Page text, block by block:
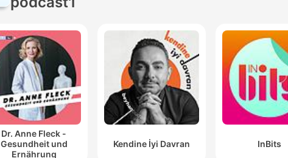
Dr. Anne Fleck -
Gesundheit und
Ernährung
Kendine İyi Davran InBits